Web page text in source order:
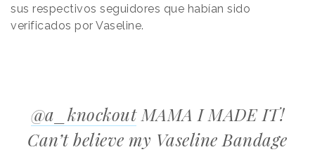
sus respectivos seguidores que habían sido
verificados por Vaseline.
@a_knockoutMAMA I MADE IT!
Can’t believe my Vaseline Bandage